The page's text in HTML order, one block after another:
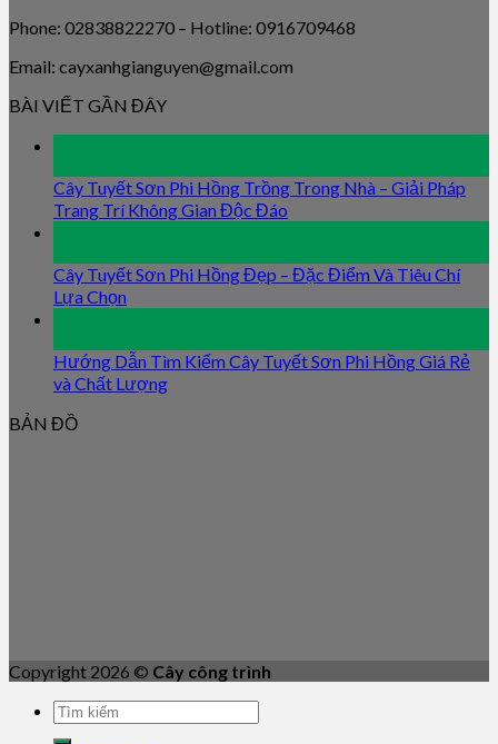
Phone: 02838822270 – Hotline: 0916709468
Email: cayxanhgianguyen@gmail.com
BÀI VIẾT GẦN ĐÂY
Cây Tuyết Sơn Phi Hồng Trồng Trong Nhà – Giải Pháp
Trang Trí Không Gian Độc Đáo
Cây Tuyết Sơn Phi Hồng Đẹp – Đặc Điểm Và Tiêu Chí
Lựa Chọn
Hướng Dẫn Tìm Kiếm Cây Tuyết Sơn Phi Hồng Giá Rẻ
và Chất Lượng
BẢN ĐỒ
Copyright 2026 © Cây công trình